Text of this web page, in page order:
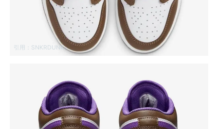
引用： SNKRDUNK